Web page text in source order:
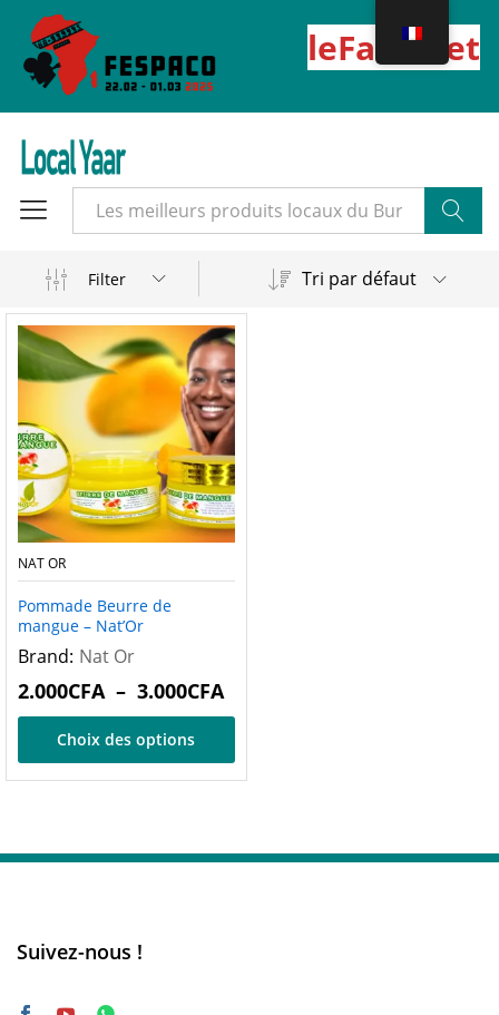
leFaso.net
Filter Tri par défaut
NAT OR
Pommade Beurre de
mangue – Nat’Or
Brand: Nat Or
2.000CFA – 3.000CFA
Choix des options
Suivez-nous !